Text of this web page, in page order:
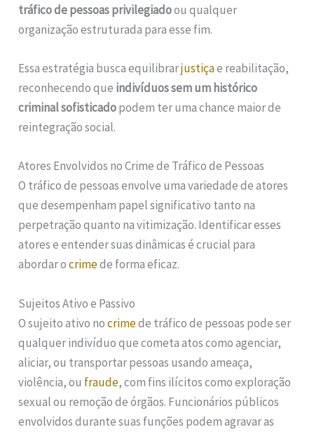
tráfico de pessoas privilegiadoou qualquer
organização estruturada para esse fim.
Essa estratégia busca equilibrarjustiçae reabilitação,
reconhecendo que indivíduos sem um histórico
criminal sofisticadopodem ter uma chance maior de
reintegração social.
Atores Envolvidos no Crime de Tráfico de Pessoas
O tráfico de pessoas envolve uma variedade de atores
que desempenham papel significativo tanto na
perpetração quanto na vitimização. Identificar esses
atores e entender suas dinâmicas é crucial para
abordar ocrimede forma eficaz.
Sujeitos Ativo e Passivo
O sujeito ativo nocrimede tráfico de pessoas pode ser
qualquer indivíduo que cometa atos como agenciar,
aliciar, ou transportar pessoas usando ameaça,
violência, ou fraude, com fins ilícitos como exploração
sexual ou remoção de órgãos. Funcionários públicos
envolvidos durante suas funções podem agravar as